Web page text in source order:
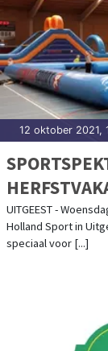
12 oktober 2021,
UITGEEST -
Holland Sport in
speciaal voor [...]